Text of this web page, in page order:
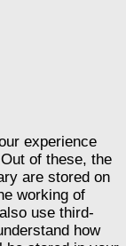
experience
of these, the
are stored on
working of
use third-
how